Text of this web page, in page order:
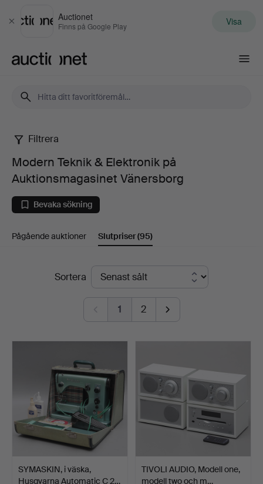
Stäng
Auctionet
Finns på Google Play Visa
Modern
Teknik
&
Elektronik
Auktionsmagasinet
Vänersborg
Filtrera
Modern Teknik & Elektronik på
Auktionsmagasinet Vänersborg
Bevaka sökning
Pågående auktioner Slutpriser(95)
SlutpriserSortera
1 2
SYMASKIN, i väska,
Husqvarna Automatic C 2…
TIVOLI AUDIO, Modell one,
modell two och m…